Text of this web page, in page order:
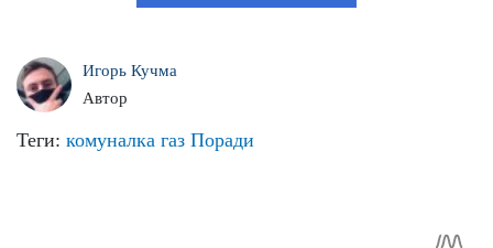
Игорь Кучма
Автор
Теги: комуналка газ Поради